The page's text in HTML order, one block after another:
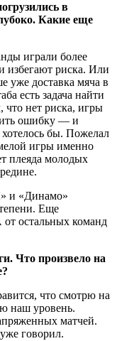
в
Какие еще
играли более
избегают риска. Или
уже доставка мяча в
есть задача найти
нет риска, игры
ошибку — и
бы. Пожелал
игры именно
плеяда молодых
и «Динамо»
Еще
остальных команд
Что произвело на
что смотрю на
наш уровень.
матчей.
говорил.